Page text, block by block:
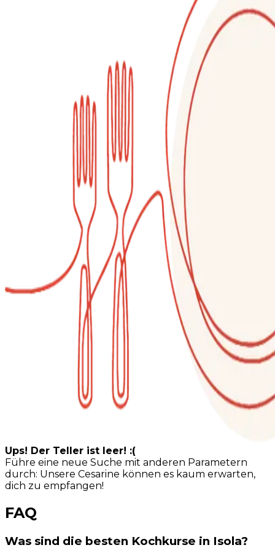
Ups! Der Teller ist leer! :(
Führe eine neue Suche mit anderen Parametern
durch: Unsere Cesarine können es kaum erwarten,
dich zu empfangen!
FAQ
Was sind die besten Kochkurse in Isola?